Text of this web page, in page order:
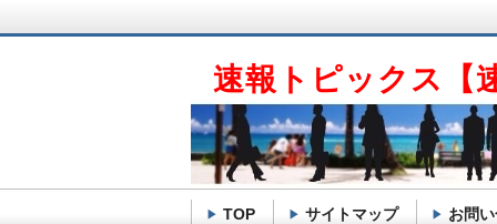
速報トピックス【
TOP サイトマップ お問